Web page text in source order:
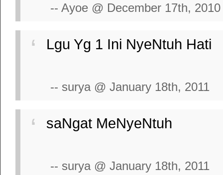
-- Ayoe @ December 17th, 2010
Lgu Yg 1 Ini NyeNtuh Hati
-- surya @ January 18th, 2011
saNgat MeNyeNtuh
-- surya @ January 18th, 2011